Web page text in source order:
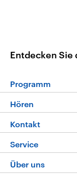
Entdecken Sie
Programm
Programm
Die
Neue
Hören
Livestream
Podcasts
Kontakt
Service
FAQ
Über uns